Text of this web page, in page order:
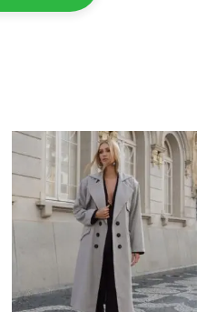
Este
produto
tem
várias
variantes.
podem
ser